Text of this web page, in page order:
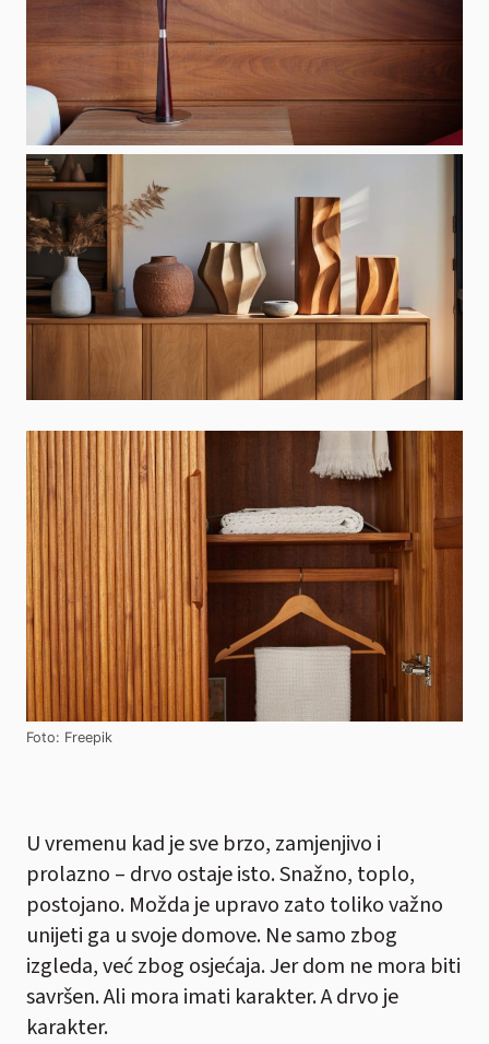
Foto: Freepik
U vremenu kad je sve brzo, zamjenjivo i
prolazno – drvo ostaje isto. Snažno, toplo,
postojano. Možda je upravo zato toliko važno
unijeti ga u svoje domove. Ne samo zbog
izgleda, već zbog osjećaja. Jer dom ne mora biti
savršen. Ali mora imati karakter. A drvo je
karakter.